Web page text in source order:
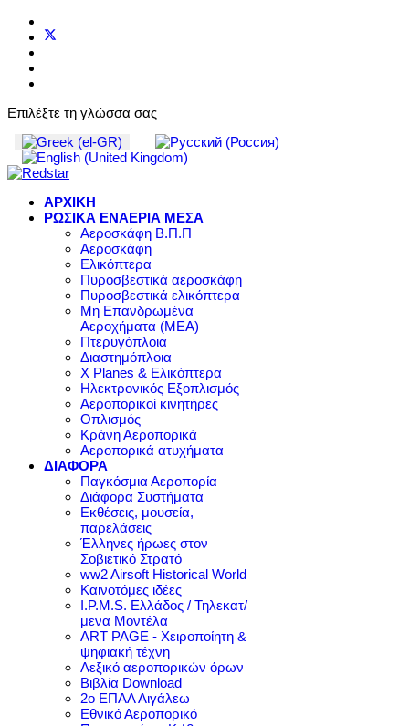
Επιλέξτε τη γλώσσα σας
ΑΡΧΙΚΗ
ΡΩΣΙΚΑ ΕΝΑΕΡΙΑ ΜΕΣΑ
Αεροσκάφη Β.Π.Π
Αεροσκάφη
Ελικόπτερα
Πυροσβεστικά αεροσκάφη
Πυροσβεστικά ελικόπτερα
Μη Επανδρωμένα
Αεροχήματα (ΜΕΑ)
Πτερυγόπλοια
Διαστημόπλοια
X Planes & Ελικόπτερα
Ηλεκτρονικός Εξοπλισμός
Αεροπορικοί κινητήρες
Οπλισμός
Κράνη Αεροπορικά
Αεροπορικά ατυχήματα
ΔΙΑΦΟΡΑ
Παγκόσμια Αεροπορία
Διάφορα Συστήματα
Εκθέσεις, μουσεία,
παρελάσεις
Έλληνες ήρωες στον
Σοβιετικό Στρατό
ww2 Airsoft Historical World
Καινοτόμες ιδέες
I.P.M.S. Ελλάδος / Τηλεκατ/
μενα Μοντέλα
ART PAGE - Χειροποίητη &
ψηφιακή τέχνη
Λεξικό αεροπορικών όρων
Βιβλία Download
2ο ΕΠΑΛ Αιγάλεω
Εθνικό Αεροπορικό